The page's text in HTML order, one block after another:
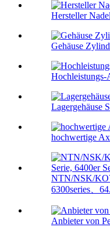
Hersteller
Gehäuse
Hochleistungs-
Lagergehäuse
hochwertige
NTN/NSK/
6300series、
Anbieter von